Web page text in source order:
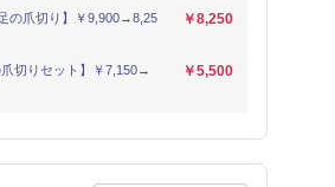
の爪切り】￥9,900→8,25
￥8,250
爪切りセット】￥7,150→
￥5,500